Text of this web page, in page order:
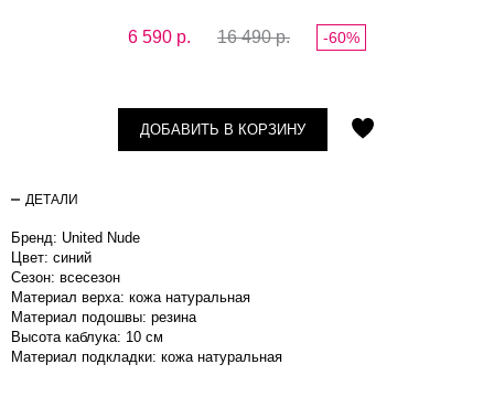
6 590 р. 16 490 р. -60%
ДОБАВИТЬ В КОРЗИНУ
ДЕТАЛИ
Бренд: United Nude
Цвет: синий
Сезон: вcесезон
Материал верха: кожа натуральная
Материал подошвы: резина
Высота каблука: 10 см
Материал подкладки: кожа натуральная